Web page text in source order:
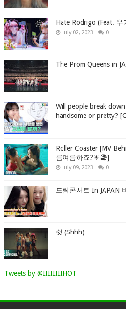
Hate Rodrigo (Feat. 우
July 02, 2023 0
The Prom Queens in
Will people break
handsome or pretty?
Roller Coaster [MV
름여름하죠?☀🏖]
July 09, 2023 0
드림콘서트 In JAPAN
쉿 (Shhh)
Tweets by @IIIIIIIIHOT